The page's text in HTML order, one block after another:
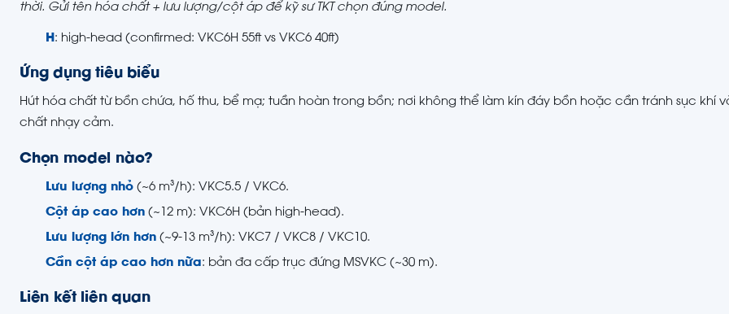
thời. Gửi tên hóa chất + lưu lượng/cột áp để kỹ sư TKT chọn đúng model.
H : high-head (confirmed: VKC6H 55ft vs VKC6 40ft)
Ứng dụng tiêu biểu
Hút hóa chất từ bồn chứa, hố thu, bể mạ; tuần hoàn trong bồn; nơi không thể làm kín đáy bồn hoặc cần tránh sục khí
chất nhạy cảm.
Chọn model nào?
Lưu lượng nhỏ (~6 m³/h): VKC5.5 / VKC6.
Cột áp cao hơn (~12 m): VKC6H (bản high-head).
Lưu lượng lớn hơn (~9-13 m³/h): VKC7 / VKC8 / VKC10.
Cần cột áp cao hơn nữa: bản đa cấp trục đứng MSVKC (~30 m).
Liên kết liên quan